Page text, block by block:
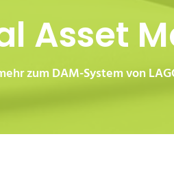
Asset
zum DAM-System von